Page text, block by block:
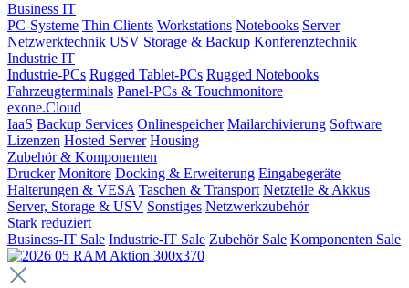
Business IT
PC-Systeme Thin Clients Workstations Notebooks Server
Netzwerktechnik USV Storage & Backup Konferenztechnik
Industrie IT
Industrie-PCs Rugged Tablet-PCs Rugged Notebooks
Fahrzeugterminals Panel-PCs & Touchmonitore
exone.Cloud
IaaS Backup Services Onlinespeicher Mailarchivierung Software
Lizenzen Hosted Server Housing
Zubehör & Komponenten
Drucker Monitore Docking & Erweiterung Eingabegeräte
Halterungen & VESA Taschen & Transport Netzteile & Akkus
Server, Storage & USV Sonstiges Netzwerkzubehör
Stark reduziert
Business-IT Sale Industrie-IT Sale Zubehör Sale Komponenten Sale